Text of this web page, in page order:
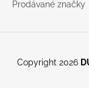
Prodávané značky
Copyright 2026